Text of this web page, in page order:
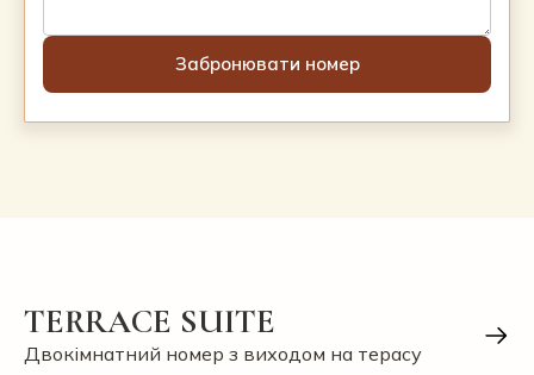
TERRACE SUITE
Двокімнатний номер з виходом на терасу